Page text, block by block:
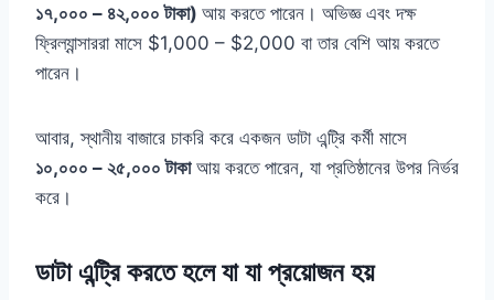
১৭,০০০ – ৪২,০০০ টাকা) আয় করতে পারেন। অভিজ্ঞ এবং দক্ষ
ফ্রিল্যান্সাররা মাসে $1,000 – $2,000 বা তার বেশি আয় করতে
পারেন।
আবার, স্থানীয় বাজারে চাকরি করে একজন ডাটা এন্ট্রি কর্মী মাসে
১০,০০০ – ২৫,০০০ টাকাআয় করতে পারেন, যা প্রতিষ্ঠানের উপর নির্ভর
করে।
ডাটা এন্ট্রি করতে হলে যা যা প্রয়োজন হয়